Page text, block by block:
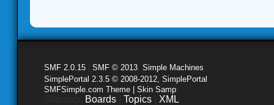
SMF 2.0.15 SMF © 2013 Simple Machines
SimplePortal 2.3.5 © 2008-2012, SimplePortal
SMFSimple.com Theme | Skin Samp
Boards Topics XML